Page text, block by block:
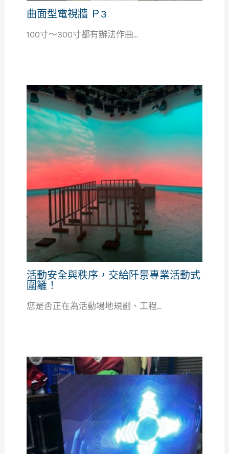
曲面型電視牆 Ｐ3
100寸～300寸都有辦法作曲...
活動安全與秩序，交給阡景專業活動式
圍籬！
您是否正在為活動場地規劃、工程...